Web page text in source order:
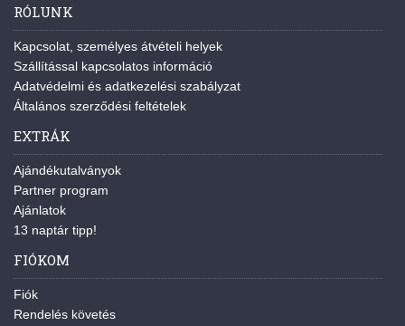
RÓLUNK
Kapcsolat, személyes átvételi helyek
Szállítással kapcsolatos információ
Adatvédelmi és adatkezelési szabályzat
Általános szerződési feltételek
EXTRÁK
Ajándékutalványok
Partner program
Ajánlatok
13 naptár tipp!
FIÓKOM
Fiók
Rendelés követés